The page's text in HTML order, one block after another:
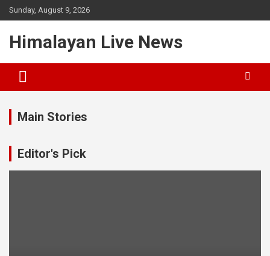
Sunday, August 9, 2026
Himalayan Live News
Main Stories
Editor's Pick